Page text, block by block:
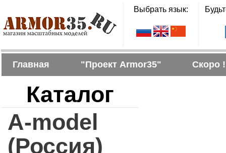
Выбрать язык:
Главная "Проект Armor35" Скоро !
Каталог
A-model
(Россия)